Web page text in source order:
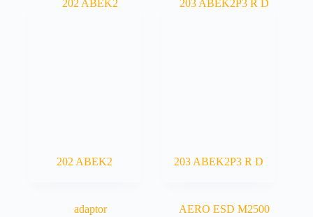
202 ABEK2 203 ABEK2P3 R D